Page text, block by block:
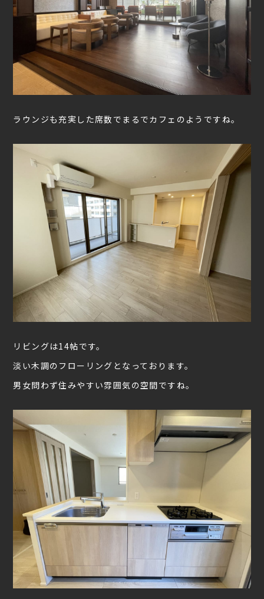
ラウンジも充実した席数でまるでカフェのようですね。
リビングは14帖です。
淡い木調のフローリングとなっております。
男女問わず住みやすい雰囲気の空間ですね。